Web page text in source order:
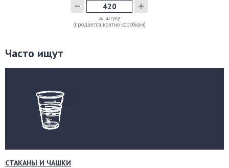
за штуку
(продается кратно коробкам)
Часто ищут
СТАКАНЫ И ЧАШКИ